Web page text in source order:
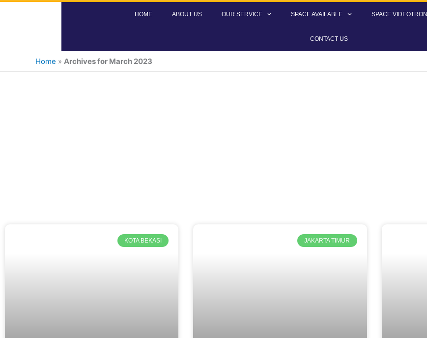
HOME ABOUT US OUR SERVICE SPACE AVAILABLE SPACE VIDEOTRON
CONTACT US
Home » Archives for March 2023
KOTA BEKASI JAKARTA TIMUR